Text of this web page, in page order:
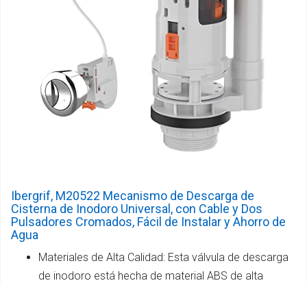
Ibergrif, M20522 Mecanismo de Descarga de
Cisterna de Inodoro Universal, con Cable y Dos
Pulsadores Cromados, Fácil de Instalar y Ahorro de
Agua
Materiales de Alta Calidad: Esta válvula de descarga
de inodoro está hecha de material ABS de alta